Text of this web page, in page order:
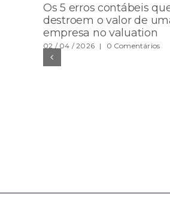
Os 5 erros contábeis
destroem o valor de
empresa no valuation
02 / 04 / 2026 | 0 Comentários